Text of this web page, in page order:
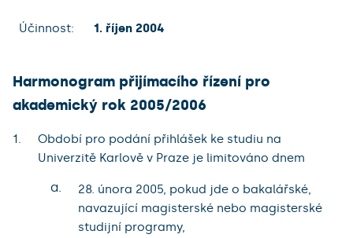
Účinnost: 1. říjen 2004
Harmonogram přijímacího řízení pro
akademický rok 2005/2006
Období pro podání přihlášek ke studiu na
Univerzitě Karlově v Praze je limitováno dnem
a.
28. února 2005, pokud jde o bakalářské,
navazující magisterské nebo magisterské
studijní programy,